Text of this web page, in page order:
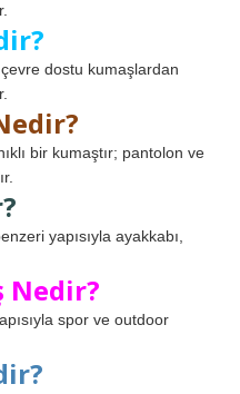
dostu kumaşlardan
bir kumaştır; pantolon ve
yapısıyla ayakkabı,
Nedir?
spor ve outdoor